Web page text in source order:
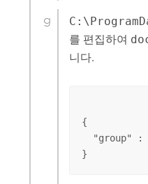
를 편집하여
니다.
{
  "
group" :
}